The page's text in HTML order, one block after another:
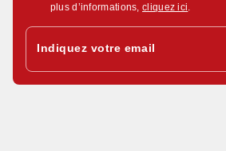
plus d’informations,cliquez ici
Indiquez votre email